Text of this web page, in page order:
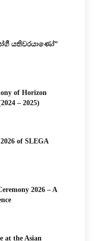
යතිවරයාණෝ”
of Horizon
– 2025)
of SLEGA
2026 – A
at the Asian